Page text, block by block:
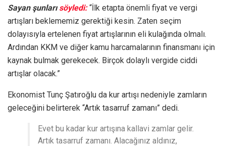
Sayan şunlarısöyledi:“İlk etapta önemli fiyat ve vergi
artışları beklememiz gerektiği kesin. Zaten seçim
dolayısıyla ertelenen fiyat artışlarının eli kulağında olmalı.
Ardından KKM ve diğer kamu harcamalarının finansmanı için
kaynak bulmak gerekecek. Birçok dolaylı vergide ciddi
artışlar olacak.”
Ekonomist Tunç Şatıroğlu da kur artışı nedeniyle zamların
geleceğini belirterek “Artık tasarruf zamanı” dedi.
Evet bu kadar kur artışına kallavi zamlar gelir.
Artık tasarruf zamanı. Alacağınız aldınız,